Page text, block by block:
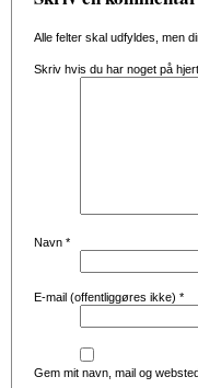
Alle felter skal udfyldes, men
Skriv hvis du har noget på
Navn *
E-mail (offentliggøres ikke) *
Gem mit navn, mail og